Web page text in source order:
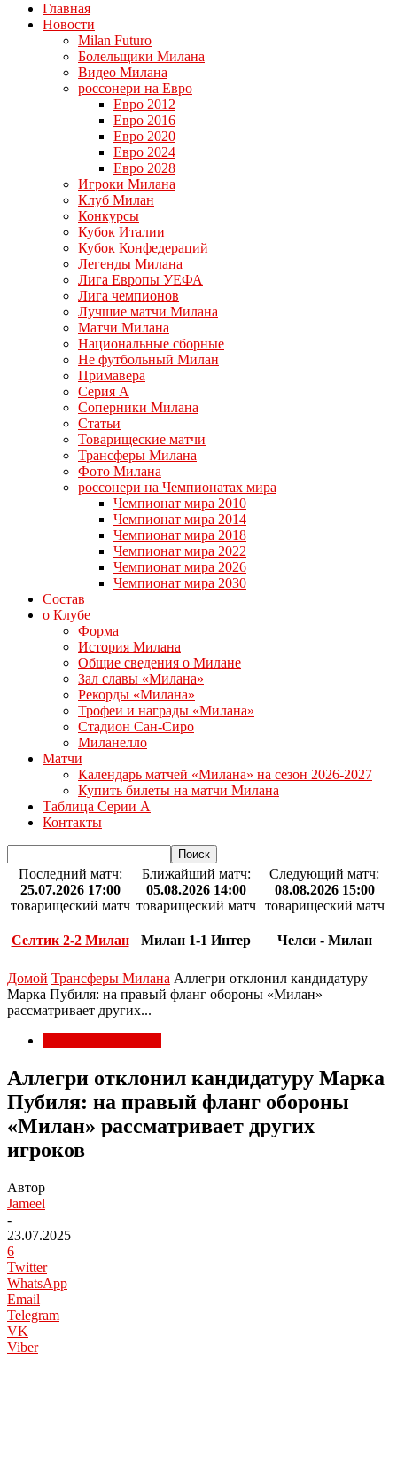
Главная
Новости
Milan Futuro
Болельщики Милана
Видео Милана
россонери на Евро
Евро 2012
Евро 2016
Евро 2020
Евро 2024
Евро 2028
Игроки Милана
Клуб Милан
Конкурсы
Кубок Италии
Кубок Конфедераций
Легенды Милана
Лига Европы УЕФА
Лига чемпионов
Лучшие матчи Милана
Матчи Милана
Национальные сборные
Не футбольный Милан
Примавера
Серия А
Соперники Милана
Статьи
Товарищеские матчи
Трансферы Милана
Фото Милана
россонери на Чемпионатах мира
Чемпионат мира 2010
Чемпионат мира 2014
Чемпионат мира 2018
Чемпионат мира 2022
Чемпионат мира 2026
Чемпионат мира 2030
Состав
о Клубе
Форма
История Милана
Общие сведения о Милане
Зал славы «Милана»
Рекорды «Милана»
Трофеи и награды «Милана»
Стадион Сан-Сиро
Миланелло
Матчи
Календарь матчей «Милана» на сезон 2026-2027
Купить билеты на матчи Милана
Таблица Серии А
Контакты
Последний матч:
25.07.2026 17:00
товарищеский матч
Селтик 2-2 Милан
Ближайший матч:
05.08.2026 14:00
товарищеский матч
Милан 1-1 Интер
Следующий матч:
08.08.2026 15:00
товарищеский матч
Челси - Милан
Домой Трансферы Милана Аллегри отклонил кандидатуру
Марка Пубиля: на правый фланг обороны «Милан»
рассматривает других...
Аллегри отклонил кандидатуру Марка
Пубиля: на правый фланг обороны
«Милан» рассматривает других
игроков
Автор
Jameel
-
23.07.2025
6
Twitter
WhatsApp
Email
Telegram
VK
Viber